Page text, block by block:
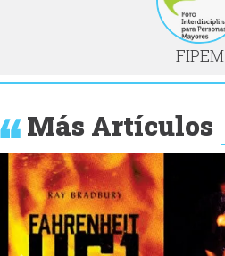
FIPEM
Más Artículos